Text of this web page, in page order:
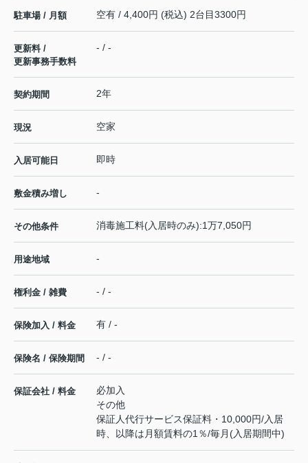
駐車場 / 月額 空有 / 4,400円 (税込) 2台目3300円
更新料 /
更新事務手数料
- / -
契約期間 2年
現況 空家
入居可能日 即時
敷金積み増し -
その他条件 消毒施工料(入居時のみ):1万7,050円
用途地域 -
権利金 / 雑費 - / -
保険加入 / 料金 有 / -
保険名 / 保険期間 - / -
保証会社 / 料金
必加入
その他
保証人代行サービス保証料・10,000円/入居
時、以降は月額賃料の1％/毎月(入居期間中)